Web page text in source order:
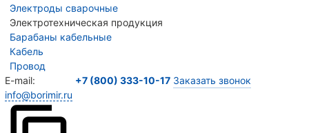
Электроды сварочные
Электротехническая продукция
Барабаны кабельные
Кабель
Провод
E-mail:
info@borimir.ru
+7 (800) 333-10-17 Заказать звонок